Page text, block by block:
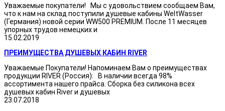
Уважаемые покупатели! Мы с удовольствием сообщаем Вам,
что к нам на склад поступили душевые кабины WeltWasser
(Германия) новой серии WW500 PREMIUM. После 11 месяцев
упорных трудов немецких и
15.02.2019
ПРЕИМУЩЕСТВА ДУШЕВЫХ КАБИН RIVER
Уважаемые Покупатели! Напоминаем Вам о преимуществах
продукции RIVER (Россия): В наличии всегда 98%
ассортимента нашего прайса. Сборка без силикона всех
душевых кабин River и душевых
23.07.2018